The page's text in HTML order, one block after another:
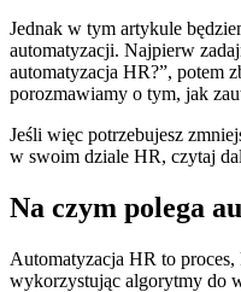
Jednak w tym artykule
automatyzacji. Najpierw
automatyzacja HR?”, potem
porozmawiamy o tym, jak
Jeśli więc potrzebujesz
w swoim dziale HR, czytaj
Na czym polega
Automatyzacja HR to
wykorzystując algorytmy do